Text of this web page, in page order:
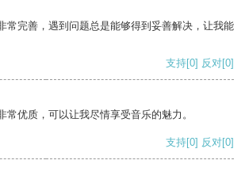
常完善，遇到问题总是能够得到妥善解决，让我能
支持[0] 反对[0]
常优质，可以让我尽情享受音乐的魅力。
支持[0] 反对[0]